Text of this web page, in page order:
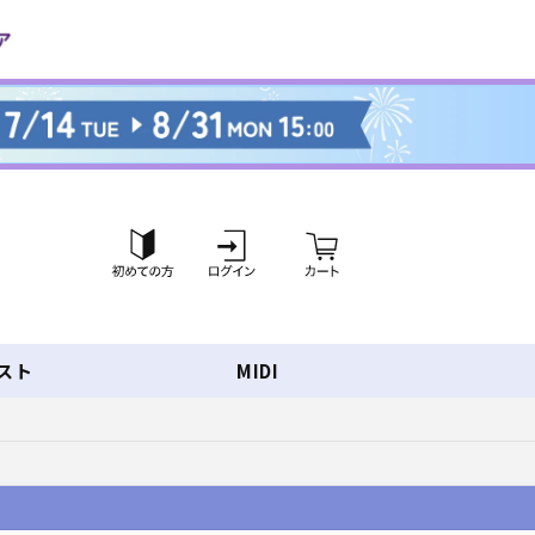
グ
イ
ー
ト
ト MIDI